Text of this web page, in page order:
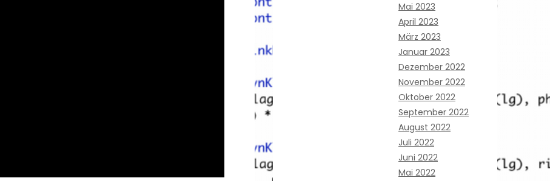
Mai 2023
April 2023
März 2023
Januar 2023
Dezember 2022
November 2022
Oktober 2022
September 2022
August 2022
Juli 2022
Juni 2022
Mai 2022